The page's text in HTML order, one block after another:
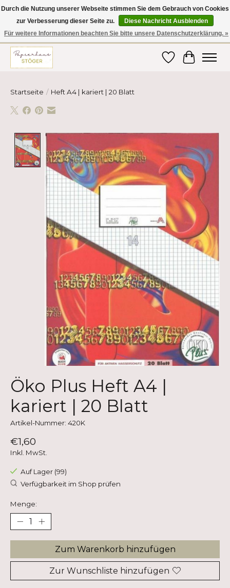
Hier finden Sie hochwertige Produkte im Bereich Schule, Büro, Papier,
Schreiben und vieles mehr! Erhalten Sie Ihre Bestellung bequem nach
Hause oder ins Büro geliefert!
Wunschzettel
Ihr
Startseite / Heft A4 | kariert | 20 Blatt
Product image slideshow Items
Öko Plus Heft A4 |
kariert | 20 Blatt
Artikel-Nummer: 420K
€1,60
Inkl. MwSt.
Auf Lager (99)
Verfügbarkeit im Shop prüfen
Menge:
Zum Warenkorb hinzufügen
Zur Wunschliste hinzufügen
Durch die Nutzung unserer Webseite stimmen Sie dem Gebrauch von Cookies
zur Verbesserung dieser Seite zu.
Diese Nachricht Ausblenden
Für weitere Informationen beachten Sie bitte unsere Datenschutzerklärung. »